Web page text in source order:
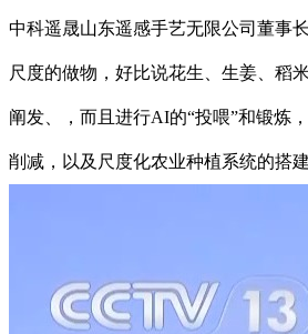
中科遥晟山东遥感手艺无限公司董事
尺度的做物，好比说花生、生姜、稻
阐发、，而且进行AI的“投喂”和锻炼
削减，以及尺度化农业种植系统的搭建